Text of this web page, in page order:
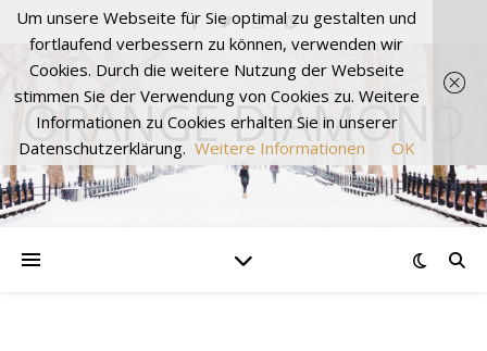
ORANGE DIAMOND
Um unsere Webseite für Sie optimal zu gestalten und
fortlaufend verbessern zu können, verwenden wir
Cookies. Durch die weitere Nutzung der Webseite
stimmen Sie der Verwendung von Cookies zu. Weitere
Informationen zu Cookies erhalten Sie in unserer
Datenschutzerklärung. Weitere Informationen OK